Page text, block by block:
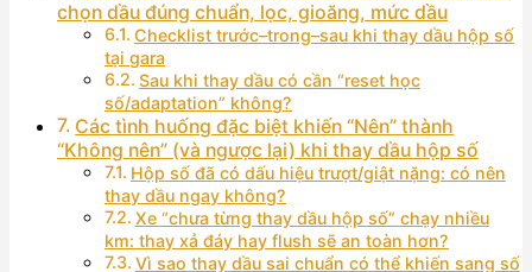
chọn dầu đúng chuẩn, lọc, gioăng, mức dầu
Checklist trước–trong–sau khi thay dầu hộp số
tại gara
Sau khi thay dầu có cần “reset học
số/adaptation” không?
Các tình huống đặc biệt khiến “Nên” thành
“Không nên” (và ngược lại) khi thay dầu hộp số
Hộp số đã có dấu hiệu trượt/giật nặng: có nên
thay dầu ngay không?
Xe “chưa từng thay dầu hộp số” chạy nhiều
km: thay xả đáy hay flush sẽ an toàn hơn?
Vì sao thay dầu sai chuẩn có thể khiến sang số